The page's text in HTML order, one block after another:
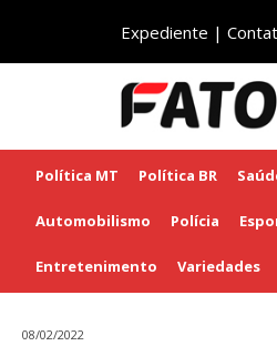
Expediente |
Política MT Política BR
Automobilismo Polícia
Entretenimento Variedades
08/02/2022